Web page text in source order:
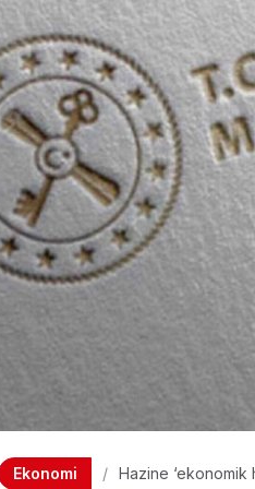
Ekonomi Hazine ‘ekonomik